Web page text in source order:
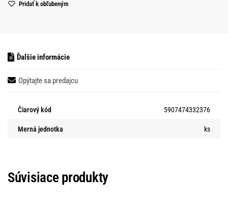
Pridať k obľubeným
Ďalšie informácie
Opýtajte sa predajcu
Čiarový kód 5907474332376
Merná jednotka ks
Súvisiace produkty